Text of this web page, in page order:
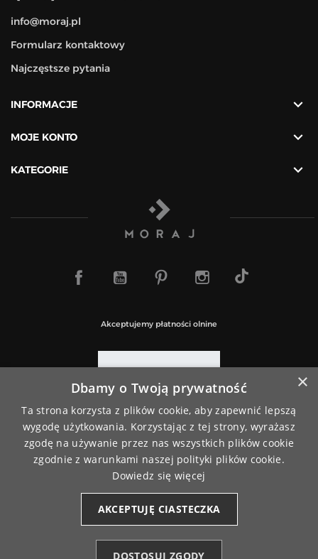
info@moraj.pl
Formularz kontaktowy
Najczęstsze pytania
INFORMACJE 
MOJE KONTO 
KATEGORIE 
Akceptujemy płatności olnine
×
Dbamy o Twoją prywatność
Ta strona korzysta z plików cookie, aby zapewnić lepszą
wygodę użytkowania. Korzystając z tej strony, wyrażasz
zgodę na używanie przez nas wszystkich plików cookie
zgodnie z warunkami naszej polityki plików cookie.
Dowiedz się więcej
AKCEPTUJĘ CIASTECZKA
DOSTOSUJ ZGODY